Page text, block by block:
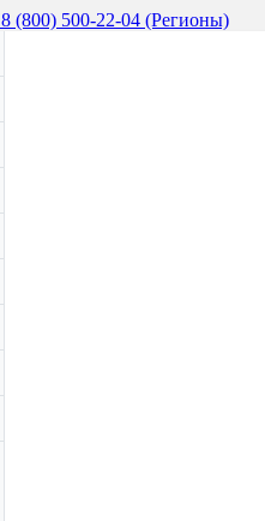
8 (800) 500-22-04 (Регионы)